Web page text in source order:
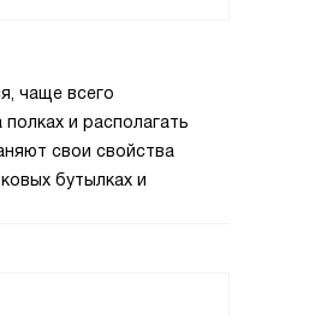
чаще всего
и располагать
свои свойства
бутылках и